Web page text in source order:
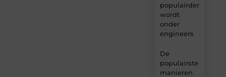
populairder
wordt
onder
engineers
De
populairste
manieren